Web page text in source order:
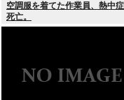
空調服を着てた作業員、熱中
死亡。